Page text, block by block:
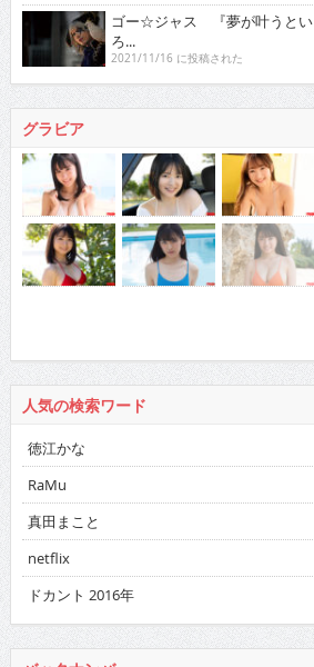
ゴー☆ジャス 『夢が叶うとい
ろ...
2021/11/16 に投稿された
グラビア
人気の検索ワード
徳江かな
RaMu
真田まこと
netflix
ドカント 2016年